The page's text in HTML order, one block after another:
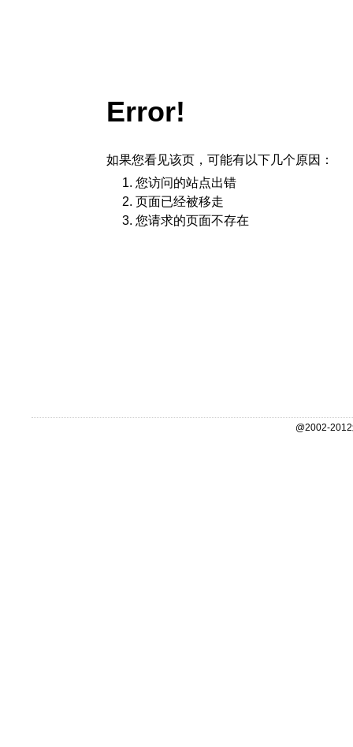
Error!
如果您看见该页，可能有以下几个原因：
您访问的站点出错
页面已经被移走
您请求的页面不存在
@2002-